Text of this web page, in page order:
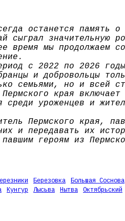
останется память
сыграл значительную
время мы продолжаем
с 2022 по 2026
и добровольцы
семьями, но и всей
края
среди уроженцев и
Пермского края,
и передавать их
героям из
Березовка Большая Соснова
Кунгур Лысьва Нытва Октябрьский